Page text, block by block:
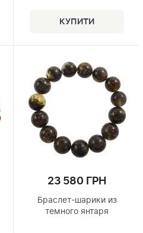
23 580 ГРН
Браслет-шарики из
темного янтаря